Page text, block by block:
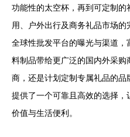
功能性的太空杯，再到可定制
用、户外出行及商务礼品市场
全球性批发平台的曝光与渠道
料制品带给更广泛的国内外采
商，还是计划定制专属礼品的
提供了一个可靠且高效的选择
价值与生活便利。